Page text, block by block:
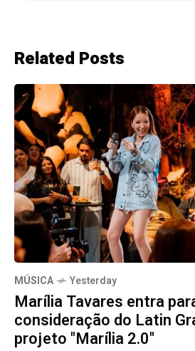
Related Posts
MÚSICA Yesterday
Marília Tavares entra
consideração do Latin
projeto "Marília 2.0"